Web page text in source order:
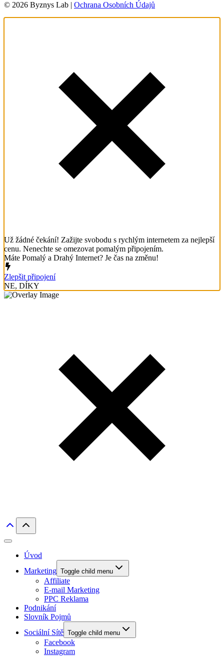
© 2026 Byznys Lab | Ochrana Osobních Údajů
Už žádné čekání! Zažijte svobodu s rychlým internetem za nejlepší
cenu. Nenechte se omezovat pomalým připojením.
Máte Pomalý a Drahý Internet? Je čas na změnu!
Zlepšit připojení
NE, DÍKY
Úvod
Marketing Toggle child menu
Affiliate
E-mail Marketing
PPC Reklama
Podnikání
Slovník Pojmů
Sociální Sítě Toggle child menu
Facebook
Instagram